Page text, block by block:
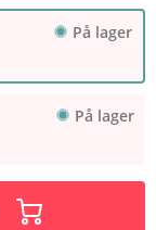
På lager
På lager